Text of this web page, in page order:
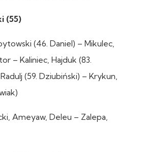
(55)
(46. Daniel) – Mikulec,
– Kaliniec, Hajduk (83.
(59. Dziubiński) – Krykun,
Ameyaw, Deleu – Zalepa,